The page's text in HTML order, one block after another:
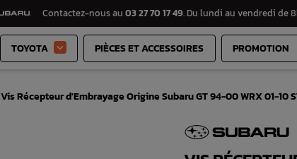
Contactez-nous au 03 27 70 17 49. Du lundi au vendredi de
TOYOTA  PIÈCES ET ACCESSOIRES PROMOTION
Vis Récepteur d'Embrayage Origine Subaru GT 94-00 WRX 01-10